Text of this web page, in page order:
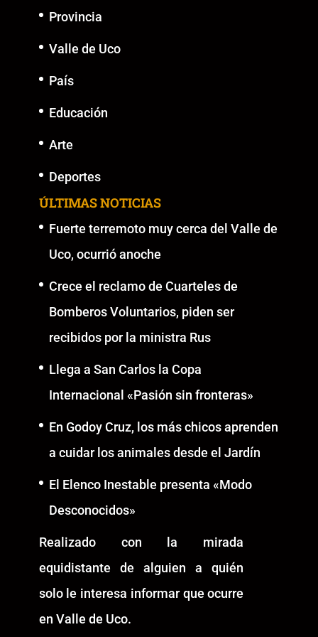
Provincia
Valle de Uco
País
Educación
Arte
Deportes
ÚLTIMAS NOTICIAS
Fuerte terremoto muy cerca del Valle de
Uco, ocurrió anoche
Crece el reclamo de Cuarteles de
Bomberos Voluntarios, piden ser
recibidos por la ministra Rus
Llega a San Carlos la Copa
Internacional «Pasión sin fronteras»
En Godoy Cruz, los más chicos aprenden
a cuidar los animales desde el Jardín
El Elenco Inestable presenta «Modo
Desconocidos»
Realizado con la mirada
equidistante de alguien a quién
solo le interesa informar que ocurre
en Valle de Uco.